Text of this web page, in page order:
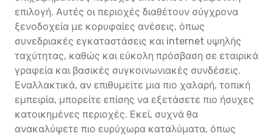
επιλογή. Αυτές οι περιοχές διαθέτουν σύγχρονα
ξενοδοχεία με κορυφαίες ανέσεις, όπως
συνεδριακές εγκαταστάσεις και internet υψηλής
ταχύτητας, καθώς και εύκολη πρόσβαση σε εταιρικά
γραφεία και βασικές συγκοινωνιακές συνδέσεις.
Εναλλακτικά, αν επιθυμείτε μια πιο χαλαρή, τοπική
εμπειρία, μπορείτε επίσης να εξετάσετε πιο ήσυχες
κατοικημένες περιοχές. Εκεί, συχνά θα
ανακαλύψετε πιο ευρύχωρα καταλύματα, όπως